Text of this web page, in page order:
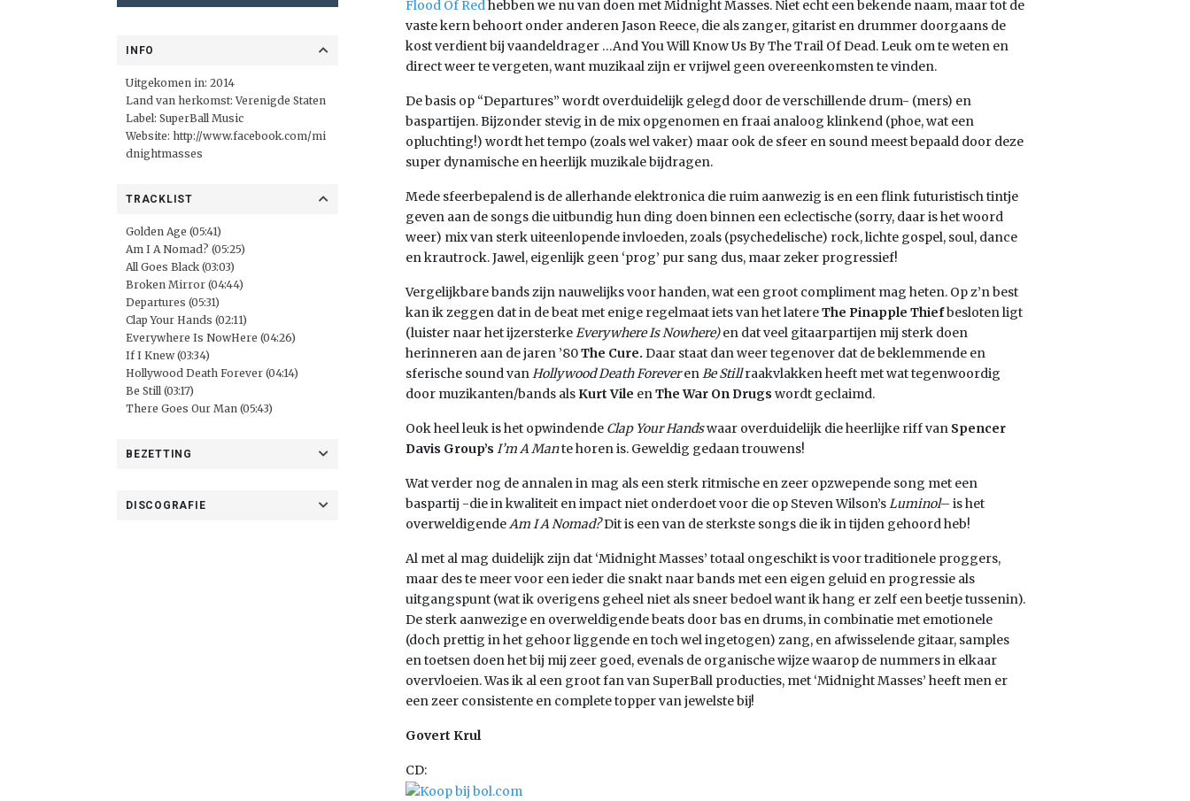
INFO
Uitgekomen in: 2014
Land van herkomst: Verenigde Staten
Label: SuperBall Music
Website: http://www.facebook.com/mi
dnightmasses
TRACKLIST
Golden Age (05:41)
Am I A Nomad? (05:25)
All Goes Black (03:03)
Broken Mirror (04:44)
Departures (05:31)
Clap Your Hands (02:11)
Everywhere Is NowHere (04:26)
If I Knew (03:34)
Hollywood Death Forever (04:14)
Be Still (03:17)
There Goes Our Man (05:43)
BEZETTING
DISCOGRAFIE
Flood Of Redhebben we nu van doen met Midnight Masses. Niet echt een bekende naam, maar tot de
vaste kern behoort onder anderen Jason Reece, die als zanger, gitarist en drummer doorgaans de
kost verdient bij vaandeldrager …And You Will Know Us By The Trail Of Dead. Leuk om te weten en
direct weer te vergeten, want muzikaal zijn er vrijwel geen overeenkomsten te vinden.
De basis op “Departures” wordt overduidelijk gelegd door de verschillende drum- (mers) en
baspartijen. Bijzonder stevig in de mix opgenomen en fraai analoog klinkend (phoe, wat een
opluchting!) wordt het tempo (zoals wel vaker) maar ook de sfeer en sound meest bepaald door deze
super dynamische en heerlijk muzikale bijdragen.
Mede sfeerbepalend is de allerhande elektronica die ruim aanwezig is en een flink futuristisch tintje
geven aan de songs die uitbundig hun ding doen binnen een eclectische (sorry, daar is het woord
weer) mix van sterk uiteenlopende invloeden, zoals (psychedelische) rock, lichte gospel, soul, dance
en krautrock. Jawel, eigenlijk geen ‘prog’ pur sang dus, maar zeker progressief!
Vergelijkbare bands zijn nauwelijks voor handen, wat een groot compliment mag heten. Op z’n best
kan ik zeggen dat in de beat met enige regelmaat iets van het latereThe Pinapple Thiefbesloten ligt
(luister naar het ijzersterkeEverywhere Is Nowhere)en dat veel gitaarpartijen mij sterk doen
herinneren aan de jaren ’80The Cure. Daar staat dan weer tegenover dat de beklemmende en
sferische sound vanHollywood Death ForeverenBe Stillraakvlakken heeft met wat tegenwoordig
door muzikanten/bands als Kurt Vile enThe War On Drugs wordt geclaimd.
Ook heel leuk is het opwindende Clap Your Handswaar overduidelijk die heerlijke riff van Spencer
Davis Group’s I’m A Mante horen is. Geweldig gedaan trouwens!
Wat verder nog de annalen in mag als een sterk ritmische en zeer opzwepende song met een
baspartij -die in kwaliteit en impact niet onderdoet voor die op Steven Wilson’sLuminol– is het
overweldigendeAm I A Nomad?Dit is een van de sterkste songs die ik in tijden gehoord heb!
Al met al mag duidelijk zijn dat ‘Midnight Masses’ totaal ongeschikt is voor traditionele proggers,
maar des te meer voor een ieder die snakt naar bands met een eigen geluid en progressie als
uitgangspunt (wat ik overigens geheel niet als sneer bedoel want ik hang er zelf een beetje tussenin).
De sterk aanwezige en overweldigende beats door bas en drums, in combinatie met emotionele
(doch prettig in het gehoor liggende en toch wel ingetogen) zang, en afwisselende gitaar, samples
en toetsen doen het bij mij zeer goed, evenals de organische wijze waarop de nummers in elkaar
overvloeien. Was ik al een groot fan van SuperBall producties, met ‘Midnight Masses’ heeft men er
een zeer consistente en complete topper van jewelste bij!
Govert Krul
CD: